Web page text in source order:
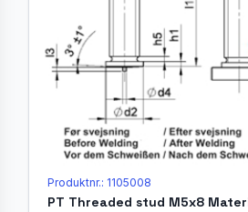
Produktnr.: 1105008